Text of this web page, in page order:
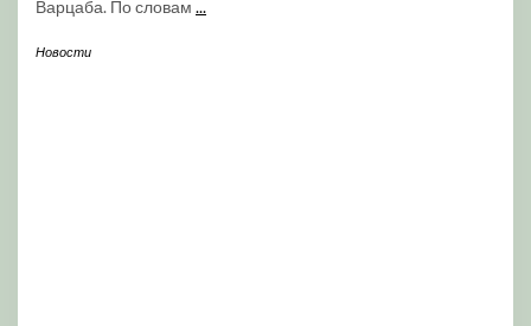
Варцаба. По словам ...
Новости